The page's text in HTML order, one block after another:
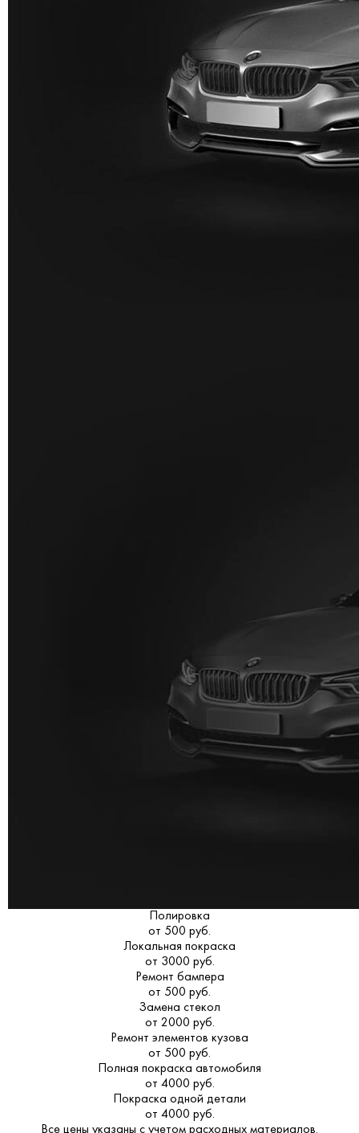
Полировка
от 500 руб.
Локальная покраска
от 3000 руб.
Ремонт бампера
от 500 руб.
Замена стекол
от 2000 руб.
Ремонт элементов кузова
от 500 руб.
Полная покраска автомобиля
от 4000 руб.
Покраска одной детали
от 4000 руб.
Все цены указаны с учетом расходных материалов.